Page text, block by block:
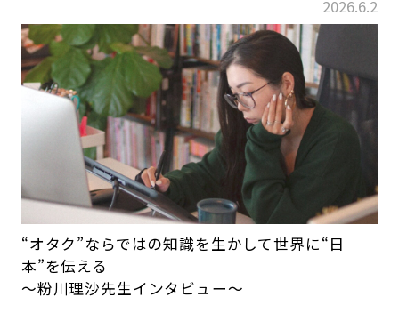
2026.6.2
“オタク”ならではの知識を生かして世界に“日
本”を伝える
～粉川理沙先生インタビュー～